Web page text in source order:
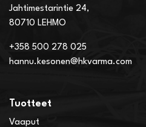
Jahtimestarintie 24,
80710 LEHMO
+358 500 278 025
hannu.kesonen@hkvarma.com
Tuotteet
Vaaput